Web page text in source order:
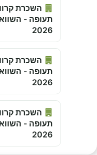
תעופה -
2026
תעופה -
2026
תעופה -
2026